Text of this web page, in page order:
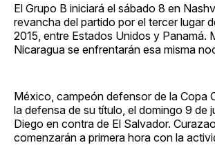
El Grupo B iniciará el sábado 8 en
revancha del partido por el tercer lugar
2015, entre Estados Unidos y Panamá.
Nicaragua se enfrentarán esa misma
México, campeón defensor de la Copa
la defensa de su título, el domingo 9 de
Diego en contra de El Salvador.
comenzarán a primera hora con la